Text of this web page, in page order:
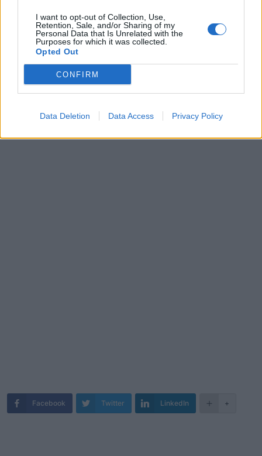
I want to opt-out of Collection, Use,
Retention, Sale, and/or Sharing of my
Personal Data that Is Unrelated with the
Purposes for which it was collected.
Opted Out
CONFIRM
Data Deletion Data Access Privacy Policy
Favorise un meilleur fonctionnement de l’appareil
urinaire,
l’inflammation de l’arthrite,stabilise les niveaux de sucre dans le sang
Facebook Twitter LinkedIn +